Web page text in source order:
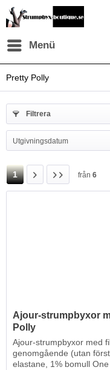
Menü
Pretty Polly
Filtrera
1 från 6
Ajour-strumpbyxor
Polly
Ajour-strumpbyxor med
genomgående (utan
elastane, 1% bomull